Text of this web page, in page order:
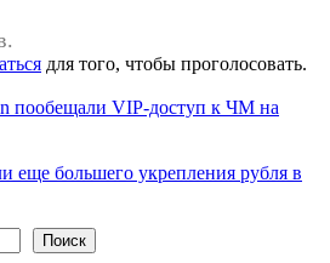
для того, чтобы проголосовать.
пообещали VIP-доступ к ЧМ на
еще большего укрепления рубля в
Поиск